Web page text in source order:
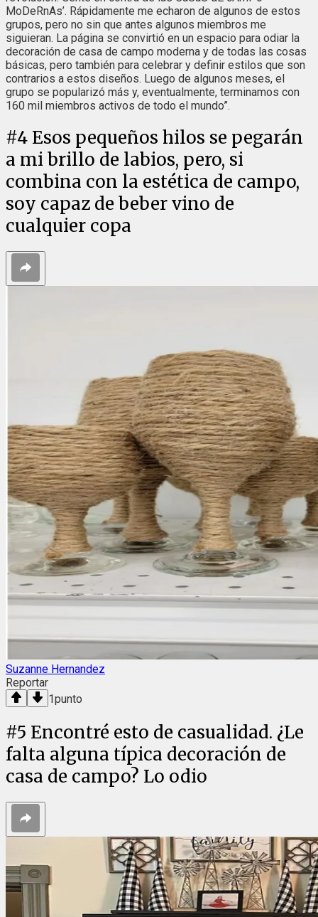
MoDeRnAs’. Rápidamente me echaron de algunos de estos
grupos, pero no sin que antes algunos miembros me
siguieran. La página se convirtió en un espacio para odiar la
decoración de casa de campo moderna y de todas las cosas
básicas, pero también para celebrar y definir estilos que son
contrarios a estos diseños. Luego de algunos meses, el
grupo se popularizó más y, eventualmente, terminamos con
160 mil miembros activos de todo el mundo”.
#4 Esos pequeños hilos se pegarán
a mi brillo de labios, pero, si
combina con la estética de campo,
soy capaz de beber vino de
cualquier copa
Suzanne Hernandez
Reportar
1punto
#5 Encontré esto de casualidad. ¿Le
falta alguna típica decoración de
casa de campo? Lo odio